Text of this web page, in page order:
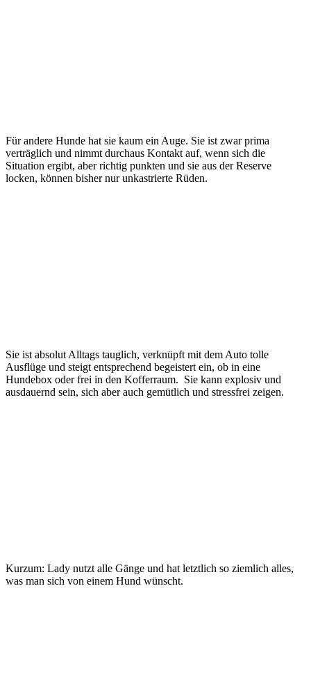
Für andere Hunde hat sie kaum ein Auge. Sie ist zwar prima
verträglich und nimmt durchaus Kontakt auf, wenn sich die
Situation ergibt, aber richtig punkten und sie aus der Reserve
locken, können bisher nur unkastrierte Rüden.
Sie ist absolut Alltags tauglich, verknüpft mit dem Auto tolle
Ausflüge und steigt entsprechend begeistert ein, ob in eine
Hundebox oder frei in den Kofferraum. Sie kann explosiv und
ausdauernd sein, sich aber auch gemütlich und stressfrei zeigen.
Kurzum: Lady nutzt alle Gänge und hat letztlich so ziemlich alles,
was man sich von einem Hund wünscht.